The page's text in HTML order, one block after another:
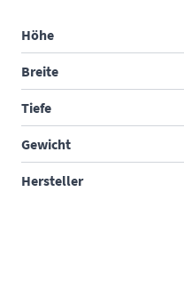
Höhe
Breite
Tiefe
Gewicht
Hersteller